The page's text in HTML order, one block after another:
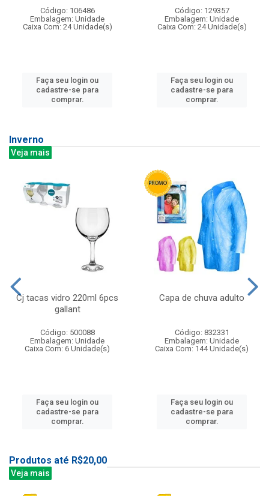
Código: 106486
Embalagem: Unidade
Caixa Com: 24 Unidade(s)
Faça seu login ou
cadastre-se para
comprar.
Código: 129357
Embalagem: Unidade
Caixa Com: 24 Unidade(s)
Faça seu login ou
cadastre-se para
comprar.
Inverno
Veja mais
Cj tacas vidro 220ml 6pcs
gallant
Código: 500088
Embalagem: Unidade
Caixa Com: 6 Unidade(s)
Faça seu login ou
cadastre-se para
comprar.
Capa de chuva adulto
Código: 832331
Embalagem: Unidade
Caixa Com: 144 Unidade(s)
Faça seu login ou
cadastre-se para
comprar.
Produtos até R$20,00
Veja mais